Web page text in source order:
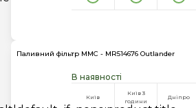
Паливний фільтр MMC - MR514676 Outlander
В наявності
Київ
Київ 3
години
Дніпро